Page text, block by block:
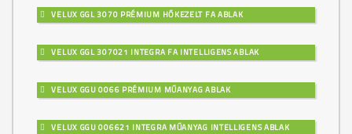
VELUX GGL 3070 PRÉMIUM HŐKEZELT FA ABLAK
VELUX GGL 307021 INTEGRA FA INTELLIGENS ABLAK
VELUX GGU 0066 PRÉMIUM MŰANYAG ABLAK
VELUX GGU 006621 INTEGRA MŰANYAG INTELLIGENS ABLAK